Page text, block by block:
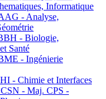
Informatique
- Analyse,
- Biologie,
Santé
- Ingénierie
- Chimie et Interfaces
- Maj. CPS -